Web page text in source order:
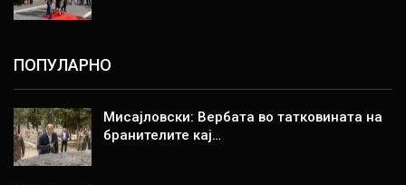
ПОПУЛАРНО
Мисајловски: Вербата во татковината на
бранителите кај…